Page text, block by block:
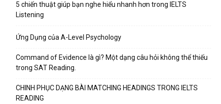
5 chiến thuật giúp bạn nghe hiểu nhanh hơn trong IELTS
Listening
Ứng Dụng của A-Level Psychology
Command of Evidence là gì? Một dạng câu hỏi không thể thiếu
trong SAT Reading.
CHINH PHỤC DẠNG BÀI MATCHING HEADINGS TRONG IELTS
READING